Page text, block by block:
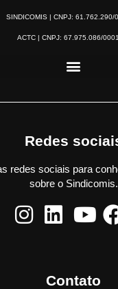
SINDICOMIS | CNPJ: 61.762.290/
ACTC | CNPJ: 67.975.086/
Redes
redes sociais para
sobre o Sindicomis.
Contato